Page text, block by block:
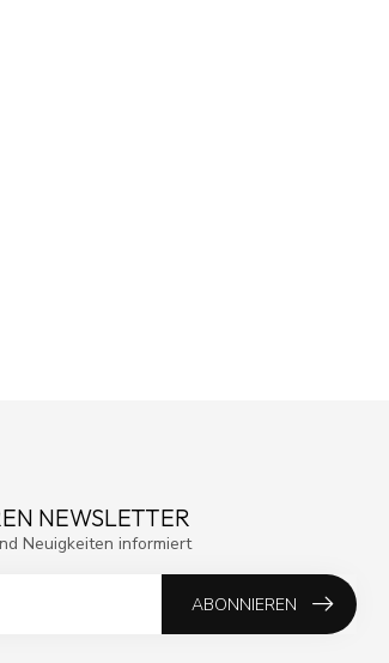
NEWSLETTER
Neuigkeiten informiert
ABONNIEREN